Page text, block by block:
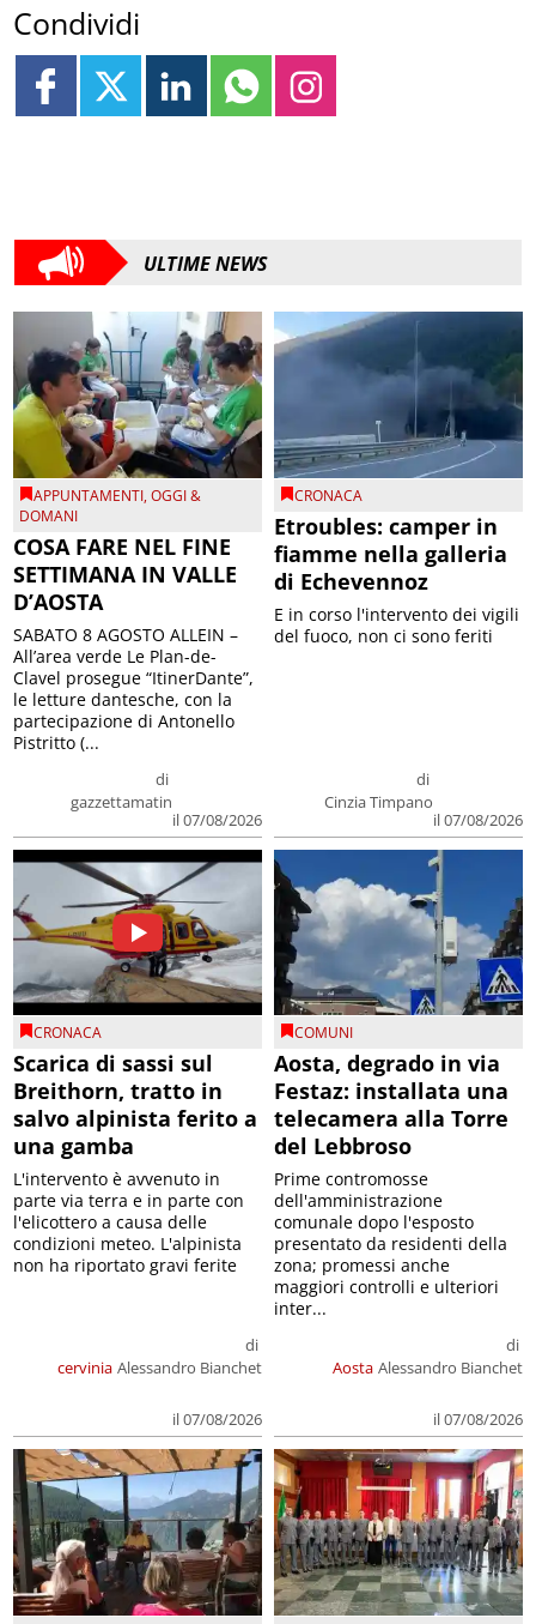
Condividi
ULTIME NEWS
APPUNTAMENTI,OGGI &
DOMANI
COSA FARE NEL FINE
SETTIMANA IN VALLE
D’AOSTA
di
gazzettamatin
il 07/08/2026
SABATO 8 AGOSTO ALLEIN –
All’area verde Le Plan-de-
Clavel prosegue “ItinerDante”,
le letture dantesche, con la
partecipazione di Antonello
Pistritto (...
CRONACA
Etroubles: camper in
fiamme nella galleria
di Echevennoz
di
Cinzia Timpano
il 07/08/2026
E in corso l'intervento dei vigili
del fuoco, non ci sono feriti
CRONACA
Scarica di sassi sul
Breithorn, tratto in
salvo alpinista ferito a
una gamba
cervinia
di
Alessandro Bianchet
il 07/08/2026
L'intervento è avvenuto in
parte via terra e in parte con
l'elicottero a causa delle
condizioni meteo. L'alpinista
non ha riportato gravi ferite
COMUNI
Aosta, degrado in via
Festaz: installata una
telecamera alla Torre
del Lebbroso
Aosta
di
Alessandro Bianchet
il 07/08/2026
Prime contromosse
dell'amministrazione
comunale dopo l'esposto
presentato da residenti della
zona; promessi anche
maggiori controlli e ulteriori
inter...